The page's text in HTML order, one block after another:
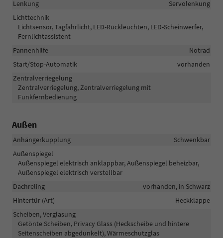
Lenkung
Servolenkung
Lichttechnik
Lichtsensor, Tagfahrlicht, LED-Rückleuchten, LED-Scheinwerfer,
Fernlichtassistent
Pannenhilfe
Notrad
Start/Stop-Automatik
vorhanden
Zentralverriegelung
Zentralverriegelung, Zentralverriegelung mit
Funkfernbedienung
Außen
Anhängerkupplung
Schwenkbar
Außenspiegel
Außenspiegel elektrisch anklappbar, Außenspiegel beheizbar,
Außenspiegel elektrisch verstellbar
Dachreling
vorhanden, in Schwarz
Hintertür (Art)
Heckklappe
Scheiben, Verglasung
Getönte Scheiben, Privacy Glass (Heckscheibe und hintere
Seitenscheiben abgedunkelt), Wärmeschutzglas